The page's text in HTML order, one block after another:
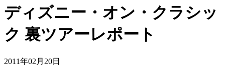
ディズニー・オン・クラシッ
ク 裏ツアーレポート
2011年02月20日